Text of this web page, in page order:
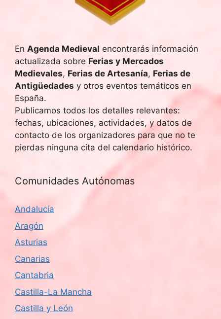
En Agenda Medieval encontrarás información
actualizada sobre Ferias y Mercados
Medievales, Ferias de Artesanía, Ferias de
Antigüedades y otros eventos temáticos en
España.
Publicamos todos los detalles relevantes:
fechas, ubicaciones, actividades, y datos de
contacto de los organizadores para que no te
pierdas ninguna cita del calendario histórico.
Comunidades Autónomas
Andalucía
Aragón
Asturias
Canarias
Cantabria
Castilla-La Mancha
Castilla y León